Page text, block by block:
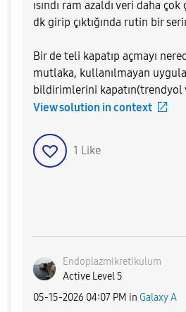
ısındı ram azaldı veri daha
dk girip çıktığında rutin bir
Bir de teli kapatıp açmayı
mutlaka, kullanılmayan
bildirimlerini kapatın(trendyol
View solution in context
1 Like
Endoplazmikretikulum
Active Level 5
‎05-15-2026 04:07 PM in Galaxy A